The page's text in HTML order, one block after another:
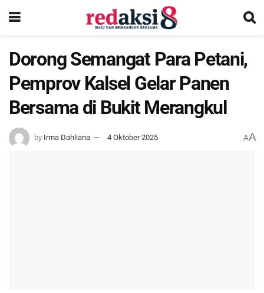
Dorong Semangat Para Petani,
Pemprov Kalsel Gelar Panen
Bersama di Bukit Merangkul
by Irma Dahliana 4 Oktober 2025 AA